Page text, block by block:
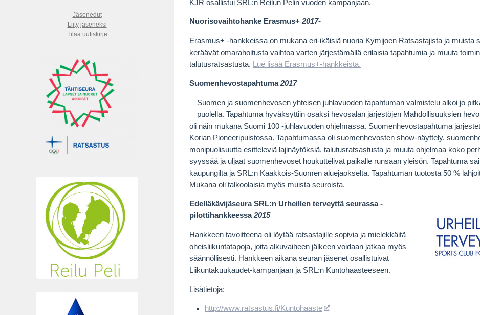
KJR osallistui SRL:n Reilun Pelin vuoden kampanjaan.
Nuorisovaihtohanke Erasmus+ 2017-
Erasmus+ -hankkeissa on mukana eri-ikäisiä nuoria Kymijoen Ratsastajista ja muista
keräävät omarahoitusta vaihtoa varten järjestämällä erilaisia tapahtumia ja muuta
talutusratsastusta.
Lue lisää Erasmus+-hankkeista.
Suomenhevostapahtuma2017
Suomen ja suomenhevosen yhteisen juhlavuoden tapahtuman valmistelu alkoi jo
puolella. Tapahtuma hyväksyttiin osaksi hevosalan järjestöjen Mahdollisuuksien
oli näin mukana Suomi 100 -juhlavuoden ohjelmassa. Suomenhevostapahtuma
Korian Pioneeripuistossa. Tapahtumassa oli suomenhevosten show-näyttely,
monipuolisuutta esitteleviä lajinäytöksiä, talutusratsastusta ja muuta ohjelmaa koko
syyssää ja uljaat suomenhevoset houkuttelivat paikalle runsaan yleisön. Tapahtuma
kaupungilta ja SRL:n Kaakkois-Suomen aluejaokselta. Tapahtuman tuotosta 50 %
Mukana oli talkoolaisia myös muista seuroista.
Edelläkävijäseura SRL:n Urheillen terveyttä seurassa -
pilottihankkeessa2015
Hankkeen tavoitteena oli löytää ratsastajille sopivia ja mielekkäitä
oheisliikuntatapoja, joita alkuvaiheen jälkeen voidaan jatkaa myös
säännöllisesti. Hankkeen aikana seuran jäsenet osallistuivat
Liikuntakuukaudet-kampanjaan ja SRL:n Kuntohaasteeseen.
Lisätietoja:
http://www.ratsastus.fi/Kuntohaaste
Jäsenedut
Liity jäseneksi
Tilaa uutiskirje